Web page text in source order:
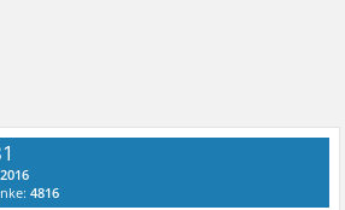
4816